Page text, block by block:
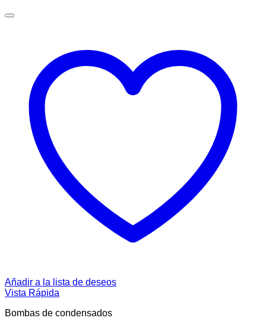
Añadir a la lista de deseos
Vista Rápida
Bombas de condensados